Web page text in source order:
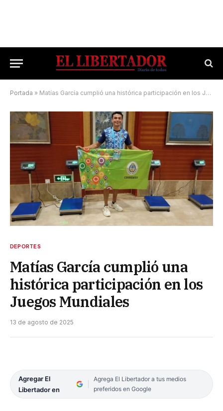
Portada » Matías García cumplió una histórica participación en los Juegos Mundiales
DEPORTES
Matías García cumplió una
histórica participación en los
Juegos Mundiales
13 de agosto de 2025
Agregar El
Libertador en
Agrega El Libertador a tus medios
preferidos en Google